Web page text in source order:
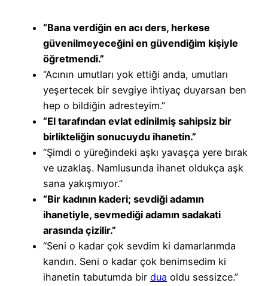
“Bana verdiğin en acı ders, herkese
güvenilmeyeceğini en güvendiğim kişiyle
öğretmendi.”
“Acının umutları yok ettiği anda, umutları
yeşertecek bir sevgiye ihtiyaç duyarsan ben
hep o bildiğin adresteyim.”
“El tarafından evlat edinilmiş sahipsiz bir
birlikteliğin sonucuydu ihanetin.”
“Şimdi o yüreğindeki aşkı yavaşça yere bırak
ve uzaklaş. Namlusunda ihanet oldukça aşk
sana yakışmıyor.”
“Bir kadının kaderi; sevdiği adamın
ihanetiyle, sevmediği adamın sadakati
arasında çizilir.”
“Seni o kadar çok sevdim ki damarlarımda
kandın. Seni o kadar çok benimsedim ki
ihanetin tabutumda bir dua oldu sessizce.”